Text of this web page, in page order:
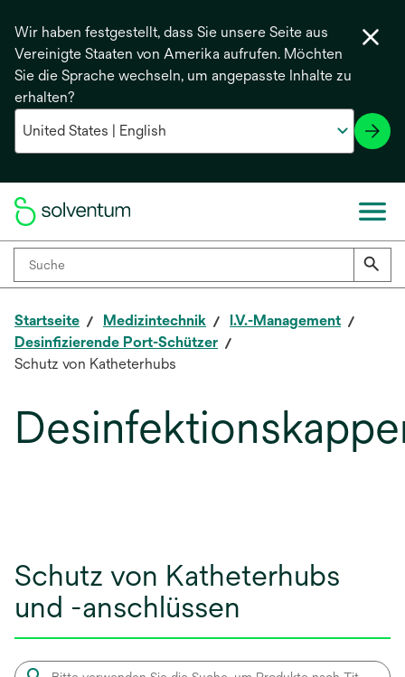
Wir haben festgestellt, dass Sie unsere Seite aus
Vereinigte Staaten von Amerika aufrufen. Möchten
Sie die Sprache wechseln, um angepasste Inhalte zu
erhalten?
Startseite Medizintechnik
I.V.-Management
Desinfizierende Port-Schützer
Schutz von Katheterhubs
Schutz von Katheterhubs
und -anschlüssen